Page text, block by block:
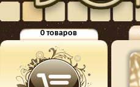
0товаров